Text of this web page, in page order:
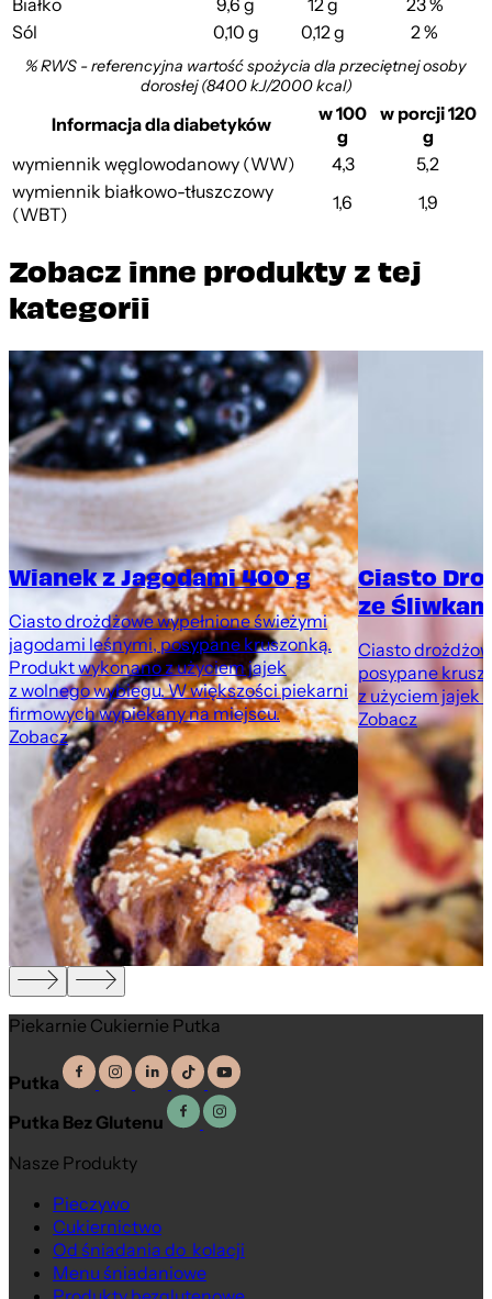
Białko 9,6 g 12 g
23 %
Sól
0,10 g 0,12 g 2 %
% RWS - referencyjna wartość spożycia dla przeciętnej osoby
dorosłej (8400 kJ/2000 kcal)
Informacja dla diabetyków
w 100
g
w porcji 120
g
wymiennik węglowodanowy (WW)
4,3
5,2
wymiennik białkowo-tłuszczowy
(WBT)
1,6 1,9
Zobacz inne produkty z tej
kategorii
Wianek z Jagodami 400 g
Ciasto drożdżowe wypełnione świeżymi
jagodami leśnymi, posypane kruszonką.
Produkt wykonano z użyciem jajek
z wolnego wybiegu. W większości piekarni
firmowych wypiekany na miejscu.
Zobacz
Ciasto
ze
Ciasto
posypane
z użyciem jajek
Zobacz
Piekarnie Cukiernie Putka
Putka
Putka Bez Glutenu
Nasze Produkty
Pieczywo
Cukiernictwo
Od śniadania do kolacji
Menu śniadaniowe